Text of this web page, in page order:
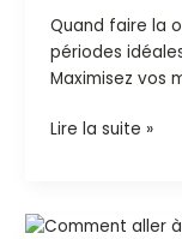
Quand faire la
périodes
Maximisez vos
choisir
la
meilleure
Lire la suite »
Comment